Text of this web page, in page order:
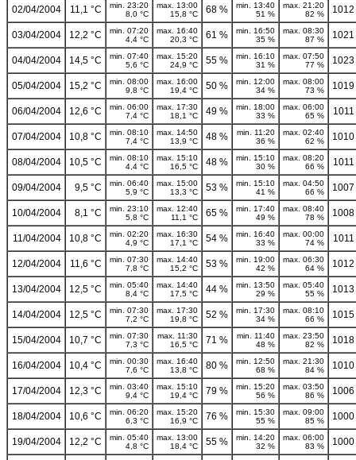
02/04/2004 11,1 °C
min. 23:20
8,0 °C
max. 13:00
15,8 °C
68 %
min. 13:40
51 %
max. 21:20
82 %
03/04/2004 12,2 °C
min. 07:20
4,4 °C
max. 16:40
20,3 °C
61 %
min. 16:50
35 %
max. 08:30
87 %
04/04/2004 14,5 °C
min. 07:40
5,6 °C
max. 15:20
24,9 °C
55 %
min. 16:10
31 %
max. 07:50
77 %
05/04/2004 15,2 °C
min. 08:00
9,8 °C
max. 16:00
19,4 °C
50 %
min. 12:00
34 %
max. 08:00
73 %
06/04/2004 12,6 °C
min. 06:00
7,4 °C
max. 17:30
18,1 °C
49 %
min. 18:00
33 %
max. 06:00
65 %
07/04/2004 10,8 °C
min. 08:10
7,4 °C
max. 14:50
13,9 °C
48 %
min. 11:20
36 %
max. 02:40
62 %
08/04/2004 10,5 °C
min. 08:10
4,4 °C
max. 15:10
16,5 °C
48 %
min. 15:10
30 %
max. 08:20
66 %
09/04/2004 9,5 °C
min. 06:40
5,9 °C
max. 15:00
13,3 °C
53 %
min. 15:10
41 %
max. 04:50
66 %
10/04/2004 8,1 °C
min. 23:10
5,8 °C
max. 12:40
11,1 °C
65 %
min. 17:40
49 %
max. 08:40
78 %
11/04/2004 10,8 °C
min. 02:20
4,9 °C
max. 16:30
17,1 °C
54 %
min. 16:40
33 %
max. 00:00
74 %
12/04/2004 11,6 °C
min. 07:30
7,8 °C
max. 14:40
15,2 °C
53 %
min. 19:00
42 %
max. 06:30
64 %
13/04/2004 12,5 °C
min. 05:40
8,4 °C
max. 14:40
17,5 °C
44 %
min. 13:50
29 %
max. 05:40
55 %
14/04/2004 12,5 °C
min. 07:30
7,2 °C
max. 17:30
19,8 °C
52 %
min. 17:30
34 %
max. 08:10
66 %
15/04/2004 10,7 °C
min. 07:30
7,3 °C
max. 11:30
16,5 °C
71 %
min. 11:40
48 %
max. 23:50
82 %
16/04/2004 10,4 °C
min. 00:30
7,6 °C
max. 16:40
13,8 °C
80 %
min. 12:50
68 %
max. 21:30
84 %
17/04/2004 12,3 °C
min. 03:40
9,4 °C
max. 15:10
19,4 °C
79 %
min. 15:20
56 %
max. 03:50
86 %
18/04/2004 10,6 °C
min. 06:20
6,3 °C
max. 15:20
16,9 °C
76 %
min. 15:30
55 %
max. 09:00
85 %
19/04/2004 12,2 °C
min. 05:40
4,8 °C
max. 13:00
18,4 °C
55 %
min. 14:20
32 %
max. 06:00
83 %